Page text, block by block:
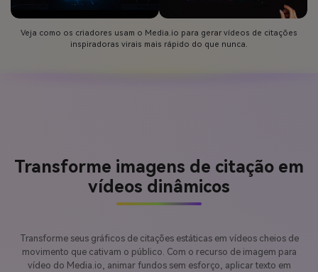
Veja como os criadores usam o Media.io para gerar vídeos de citações
inspiradoras virais mais rápido do que nunca.
Transforme imagens de citação em
vídeos dinâmicos
Transforme seus gráficos de citações estáticas em vídeos cheios de
movimento que cativam o público. Com o recurso de imagem para
vídeo do Media.io, animar fundos sem esforço, aplicar texto em